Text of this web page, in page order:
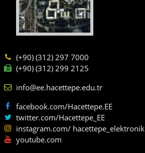
(+90) (312) 297 7000
(+90) (312) 299 2125
info@ee.hacettepe.edu.tr
facebook.com/Hacettepe.EE
twitter.com/Hacettepe_EE
instagram.com/ hacettepe_elektronik
youtube.com